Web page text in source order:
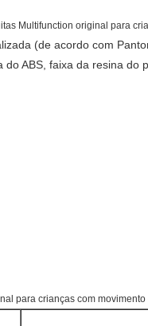
Multifunction original para
(de acordo com
do ABS, faixa da resina do
para crianças com movimento